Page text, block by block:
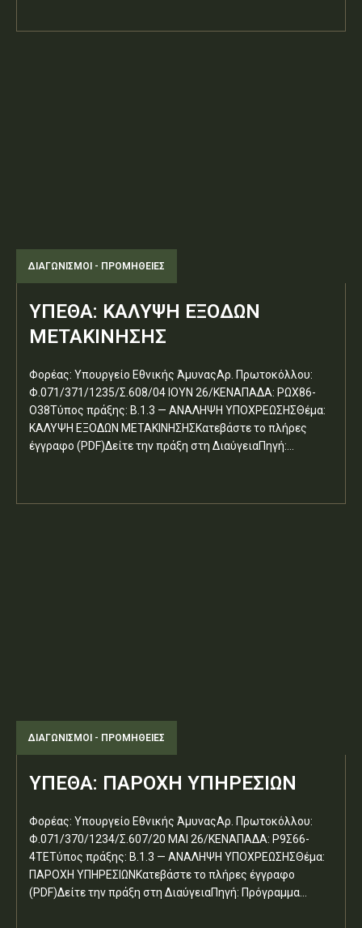
ΔΙΑΓΩΝΙΣΜΟΊ - ΠΡΟΜΉΘΕΙΕΣ
ΥΠΕΘΑ: ΚΑΛΥΨΗ ΕΞΟΔΩΝ
ΜΕΤΑΚΙΝΗΣΗΣ
Φορέας: Υπουργείο Εθνικής ΆμυναςΑρ. Πρωτοκόλλου:
Φ.071/371/1235/Σ.608/04 ΙΟΥΝ 26/ΚΕΝΑΠΑΔΑ: ΡΩΧ86-
Ο38Τύπος πράξης: Β.1.3 — ΑΝΑΛΗΨΗ ΥΠΟΧΡΕΩΣΗΣΘέμα:
ΚΑΛΥΨΗ ΕΞΟΔΩΝ ΜΕΤΑΚΙΝΗΣΗΣΚατεβάστε το πλήρες
έγγραφο (PDF)Δείτε την πράξη στη ΔιαύγειαΠηγή:...
ΔΙΑΓΩΝΙΣΜΟΊ - ΠΡΟΜΉΘΕΙΕΣ
ΥΠΕΘΑ: ΠΑΡΟΧΗ ΥΠΗΡΕΣΙΩΝ
Φορέας: Υπουργείο Εθνικής ΆμυναςΑρ. Πρωτοκόλλου:
Φ.071/370/1234/Σ.607/20 ΜΑΙ 26/ΚΕΝΑΠΑΔΑ: Ρ9Σ66-
4ΤΕΤύπος πράξης: Β.1.3 — ΑΝΑΛΗΨΗ ΥΠΟΧΡΕΩΣΗΣΘέμα:
ΠΑΡΟΧΗ ΥΠΗΡΕΣΙΩΝΚατεβάστε το πλήρες έγγραφο
(PDF)Δείτε την πράξη στη ΔιαύγειαΠηγή: Πρόγραμμα...